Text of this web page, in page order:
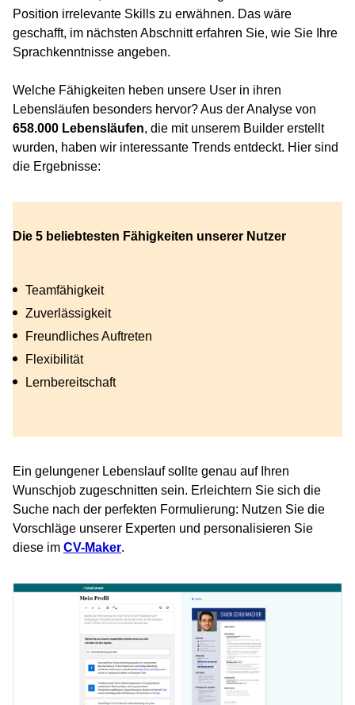
Position irrelevante Skills zu erwähnen. Das wäre
geschafft, im nächsten Abschnitt erfahren Sie, wie Sie Ihre
Sprachkenntnisse angeben.
Welche Fähigkeiten heben unsere User in ihren
Lebensläufen besonders hervor? Aus der Analyse von
658.000 Lebensläufen, die mit unserem Builder erstellt
wurden, haben wir interessante Trends entdeckt. Hier sind
die Ergebnisse:
Die 5 beliebtesten Fähigkeiten unserer Nutzer
Teamfähigkeit
Zuverlässigkeit
Freundliches Auftreten
Flexibilität
Lernbereitschaft
Ein gelungener Lebenslauf sollte genau auf Ihren
Wunschjob zugeschnitten sein. Erleichtern Sie sich die
Suche nach der perfekten Formulierung: Nutzen Sie die
Vorschläge unserer Experten und personalisieren Sie
diese im CV-Maker.